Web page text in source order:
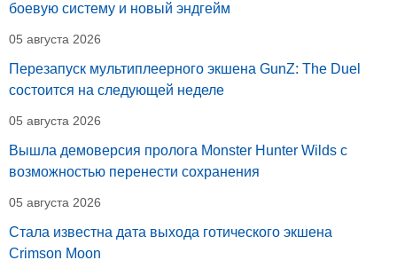
боевую систему и новый эндгейм
05 августа 2026
Перезапуск мультиплеерного экшена GunZ: The Duel
состоится на следующей неделе
05 августа 2026
Вышла демоверсия пролога Monster Hunter Wilds с
возможностью перенести сохранения
05 августа 2026
Стала известна дата выхода готического экшена
Crimson Moon